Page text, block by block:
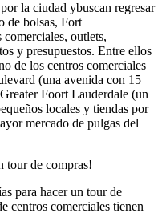
la ciudad ybuscan regresar
de bolsas, Fort
outlets,
y presupuestos. Entre ellos
de los centros comerciales
(una avenida con 15
Foort Lauderdale (un
locales y tiendas por
mercado de pulgas del
tour de compras!
para hacer un tour de
centros comerciales tienen